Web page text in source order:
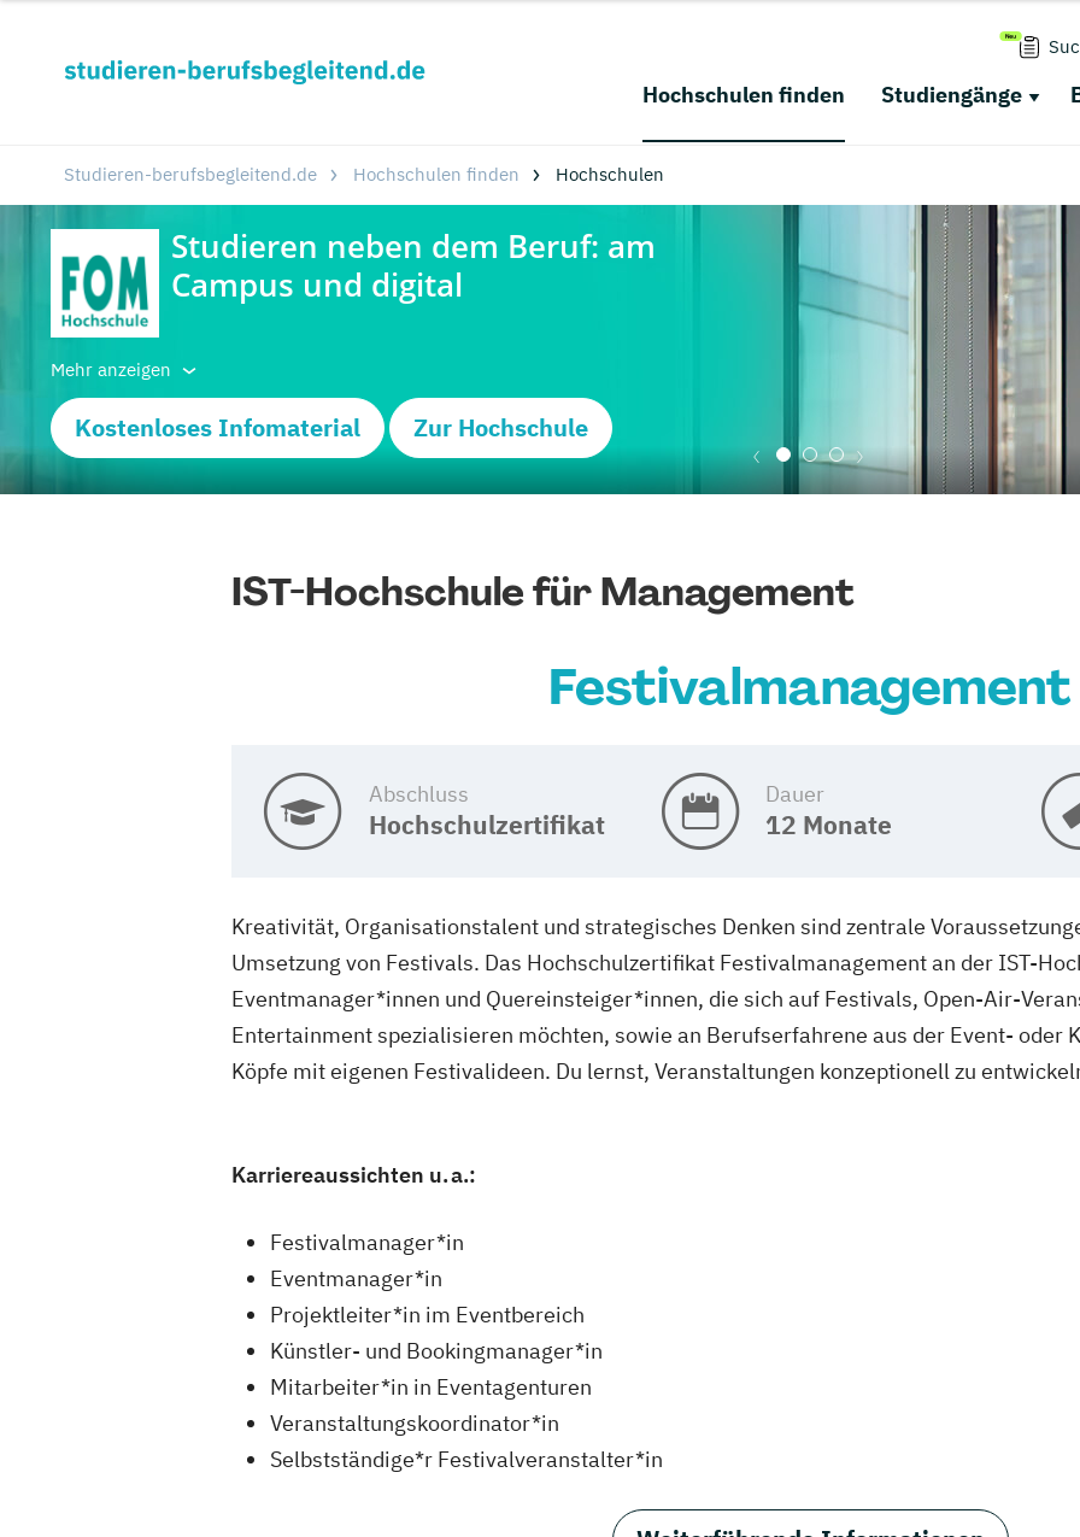
Hochschulen finden Studiengänge
Studieren-berufsbegleitend.de Hochschulen finden Hochschulen
Mehr anzeigen
Kostenloses Infomaterial Zur Hochschule
IST-Hochschule für Management
Festivalmanagement
Abschluss
Hochschulzertifikat
Dauer
12 Monate
Kreativität, Organisationstalent und strategisches Denken sind zentrale
Umsetzung von Festivals. Das Hochschulzertifikat Festivalmanagement an der IST-
Eventmanager*innen und Quereinsteiger*innen, die sich auf Festivals, Open-Air-
Entertainment spezialisieren möchten, sowie an Berufserfahrene aus der Event- oder
Köpfe mit eigenen Festivalideen. Du lernst, Veranstaltungen konzeptionell zu
Karriereaussichten u. a.:
Festivalmanager*in
Eventmanager*in
Projektleiter*in im Eventbereich
Künstler- und Bookingmanager*in
Mitarbeiter*in in Eventagenturen
Veranstaltungskoordinator*in
Selbstständige*r Festivalveranstalter*in